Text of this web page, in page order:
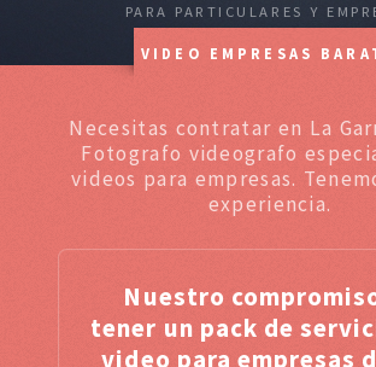
PARA PARTICULARES Y
VIDEO EMPRESAS
Necesitas contratar en La
Fotografo videografo
videos para empresas.
experiencia.
Nuestro
tener un pack de
video para empresas